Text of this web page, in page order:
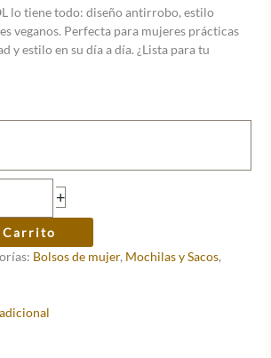
lo tiene todo: diseño antirrobo, estilo
veganos. Perfecta para mujeres prácticas
y estilo en su día a día. ¿Lista para tu
€.
+
Bolsos de mujer, Mochilas y Sacos,